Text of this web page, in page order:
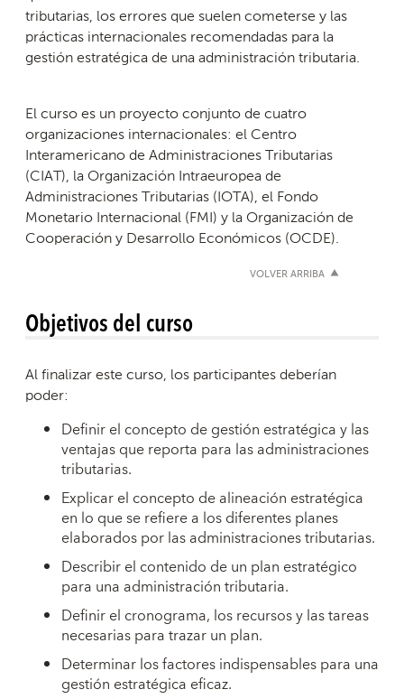
tributarias, los errores que suelen cometerse y las
prácticas internacionales recomendadas para la
gestión estratégica de una administración tributaria.
El curso es un proyecto conjunto de cuatro
organizaciones internacionales: el Centro
Interamericano de Administraciones Tributarias
(CIAT), la Organización Intraeuropea de
Administraciones Tributarias (IOTA), el Fondo
Monetario Internacional (FMI) y la Organización de
Cooperación y Desarrollo Económicos (OCDE).
VOLVER ARRIBA
Objetivos del curso
Al finalizar este curso, los participantes deberían
poder:
Definir el concepto de gestión estratégica y las
ventajas que reporta para las administraciones
tributarias.
Explicar el concepto de alineación estratégica
en lo que se refiere a los diferentes planes
elaborados por las administraciones tributarias.
Describir el contenido de un plan estratégico
para una administración tributaria.
Definir el cronograma, los recursos y las tareas
necesarias para trazar un plan.
Determinar los factores indispensables para una
gestión estratégica eficaz.